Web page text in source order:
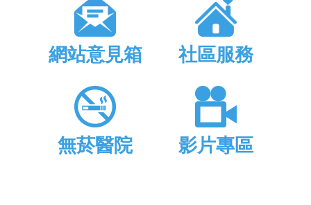
網站意見箱 社區服務
無菸醫院 影片專區